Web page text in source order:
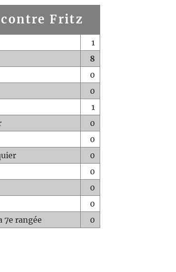
Fritz
1
8
0
0
1
0
0
0
0
0
0
7e rangée
0